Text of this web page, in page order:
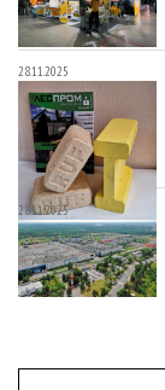
28.11.2025
28.11.2025